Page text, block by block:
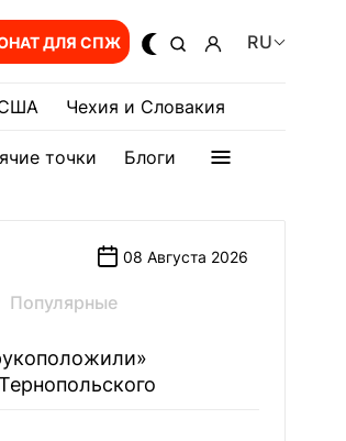
ДЛЯ СПЖ RU
Чехия и Словакия
точки Блоги
08 Августа 2026
Популярные